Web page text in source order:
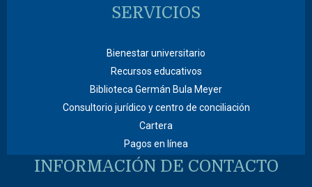
SERVICIOS
Bienestar universitario
Recursos educativos
Biblioteca Germán Bula Meyer
Consultorio jurídico y centro de conciliación
Cartera
Pagos en línea
INFORMACIÓN DE CONTACTO